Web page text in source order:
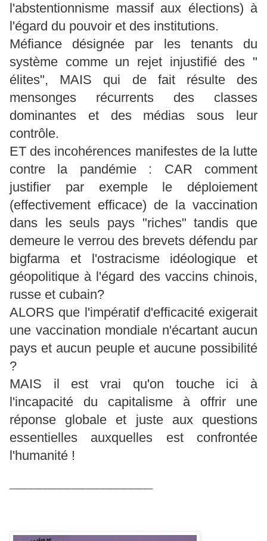
l'abstentionnisme massif aux élections) à
l'égard du pouvoir et des institutions.
Méfiance désignée par les tenants du
système comme un rejet injustifié des "
élites", MAIS qui de fait résulte des
mensonges récurrents des classes
dominantes et des médias sous leur
contrôle.
ET des incohérences manifestes de la lutte
contre la pandémie : CAR comment
justifier par exemple le déploiement
(effectivement efficace) de la vaccination
dans les seuls pays "riches" tandis que
demeure le verrou des brevets défendu par
bigfarma et l'ostracisme idéologique et
géopolitique à l'égard des vaccins chinois,
russe et cubain?
ALORS que l'impératif d'efficacité exigerait
une vaccination mondiale n'écartant aucun
pays et aucun peuple et aucune possibilité
?
MAIS il est vrai qu'on touche ici à
l'incapacité du capitalisme à offrir une
réponse globale et juste aux questions
essentielles auxquelles est confrontée
l'humanité !